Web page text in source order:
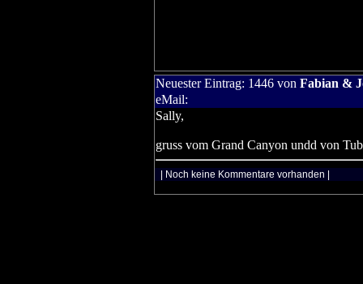
Neuester Eintrag: 1446 von Fabian &
eMail:
Sally,
gruss vom Grand Canyon undd von
| Noch keine Kommentare vorhanden |